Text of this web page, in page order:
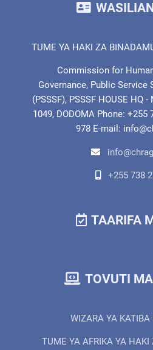
TUME YA HAKI ZA
Commission for
Governance, Public Service
(PSSSF), PSSSF HOUSE HQ
1049, DODOMA Phone: +255
978 E-mail:
+255 738
TAARIFA
TOVUTI
WIZARA YA
TUME YA AFRIKA YA